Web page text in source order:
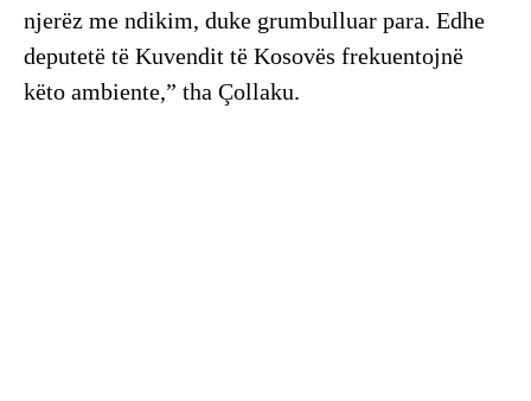
njerëz me ndikim, duke grumbulluar para. Edhe
deputetë të Kuvendit të Kosovës frekuentojnë
këto ambiente,” tha Çollaku.